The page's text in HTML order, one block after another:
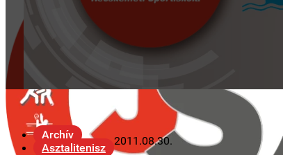
Archív
Asztalitenisz
2011.08.30.